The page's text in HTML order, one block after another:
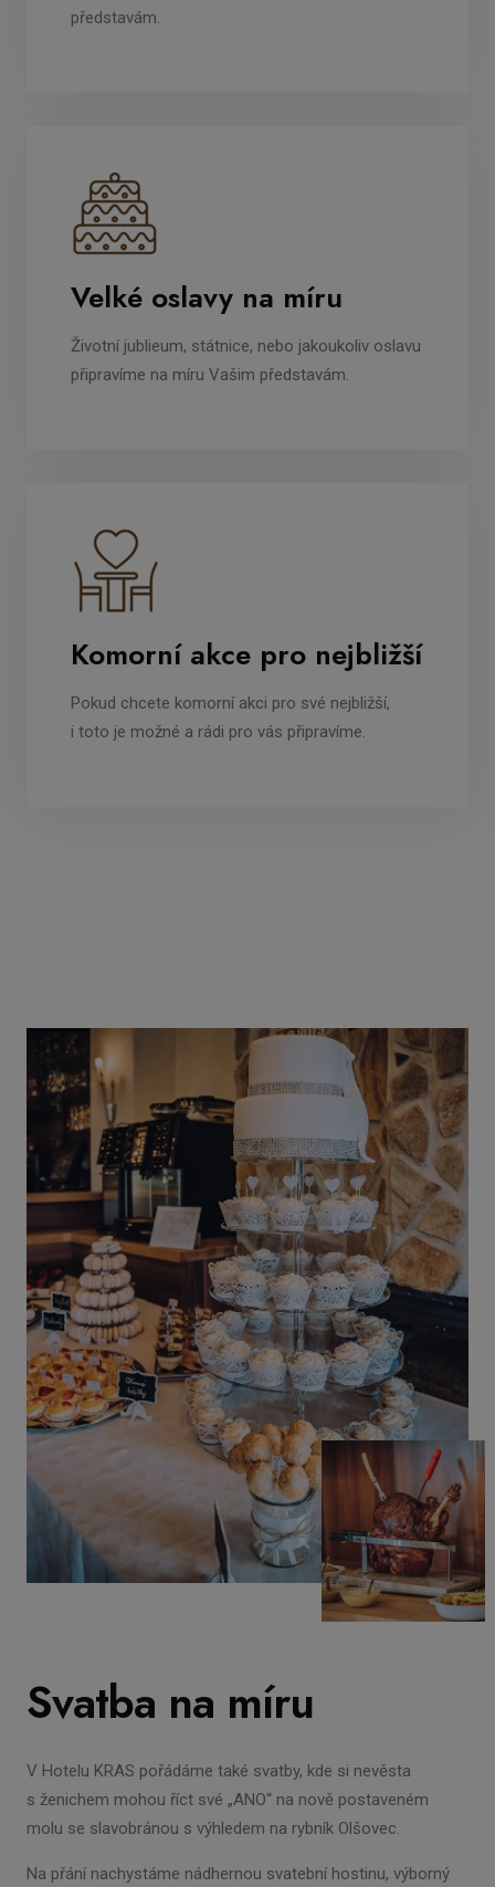
představám.
Velké oslavy na míru
Životní jublieum, státnice, nebo jakoukoliv oslavu
připravíme na míru Vašim představám.
Komorní akce pro nejbližší
Pokud chcete komorní akci pro své nejbližší,
i toto je možné a rádi pro vás připravíme.
Svatba na míru
V Hotelu KRAS pořádáme také svatby, kde si nevěsta
s ženichem mohou říct své „ANO“ na nově postaveném
molu se slavobránou s výhledem na rybník Olšovec.
Na přání nachystáme nádhernou svatební hostinu, výborný